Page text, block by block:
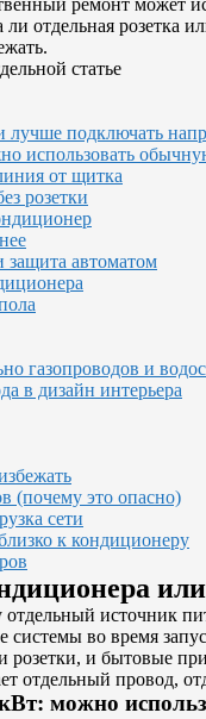
ремонт может
отдельная розетка
статье
лучше подключать
использовать
от щитка
розетки
защита автоматом
газопроводов и
в дизайн интерьера
(почему это опасно)
сети
к кондиционеру
отдельный источник
во время
розетки, и бытовые
отдельный провод,
можно